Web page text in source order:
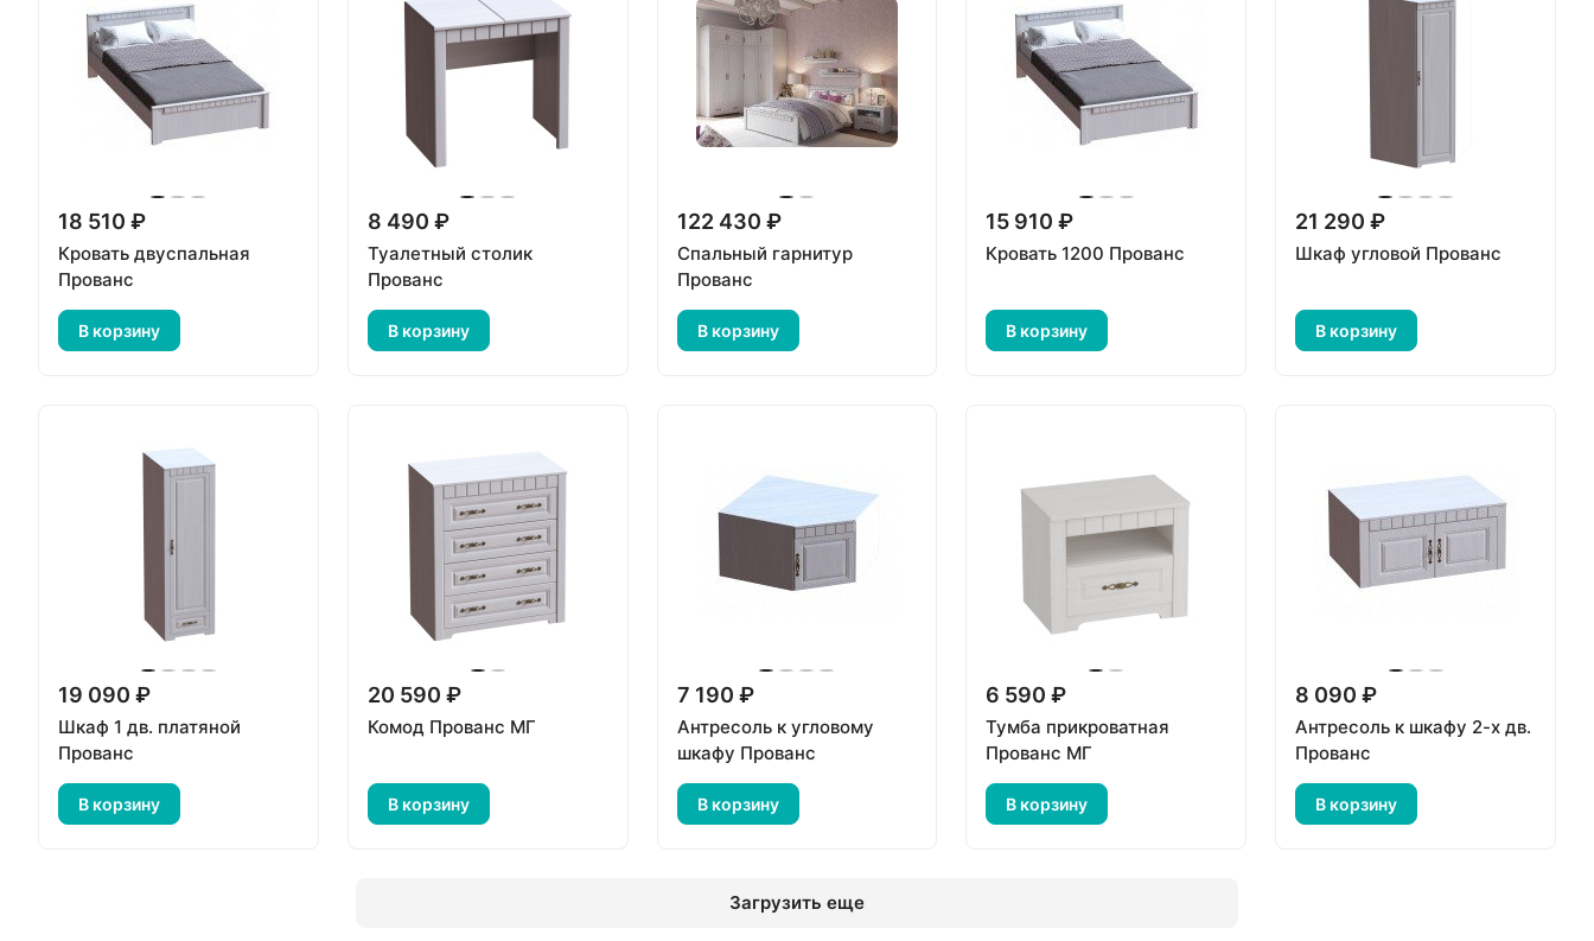
18 510 ₽
Кровать двуспальная
Прованс
В корзину
8 490 ₽
Туалетный столик
Прованс
В корзину
122 430 ₽
Спальный гарнитур
Прованс
В корзину
15 910 ₽
Кровать 1200 Прованс
В корзину
21 290 ₽
Шкаф угловой Прованс
В корзину
19 090 ₽
Шкаф 1 дв. платяной
Прованс
В корзину
20 590 ₽
Комод Прованс МГ
В корзину
7 190 ₽
Антресоль к угловому
шкафу Прованс
В корзину
6 590 ₽
Тумба прикроватная
Прованс МГ
В корзину
8 090 ₽
Антресоль к шкафу 2-х дв.
Прованс
В корзину
Загрузить еще